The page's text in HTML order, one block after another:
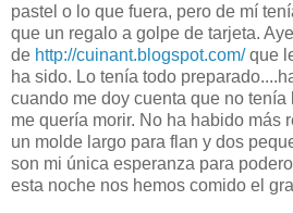
pastel o lo que fuera, pero de mí
que un regalo a golpe de tarjeta.
de http://cuinant.blogspot.com/que
ha sido. Lo tenía todo
cuando me doy cuenta que no
me quería morir. No ha habido más
un molde largo para flan y dos
son mi única esperanza para
esta noche nos hemos comido el